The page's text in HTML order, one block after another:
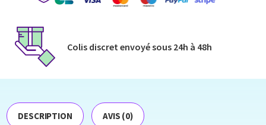
Colis discret envoyé​ sous 24h à 48h​
DESCRIPTION AVIS (0)